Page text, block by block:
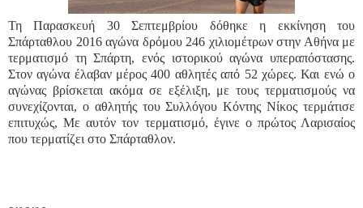
Τη Παρασκευή 30 Σεπτεμβρίου δόθηκε η εκκίνηση του
Σπάρταθλου 2016 αγώνα δρόμου 246 χιλιομέτρων στην Αθήνα με
τερματισμό τη Σπάρτη, ενός ιστορικού αγώνα υπεραπόστασης.
Στον αγώνα έλαβαν μέρος 400 αθλητές από 52 χώρες. Και ενώ ο
αγώνας βρίσκεται ακόμα σε εξέλιξη, με τους τερματισμούς να
συνεχίζονται, ο αθλητής του Συλλόγου Κόντης Νίκος τερμάτισε
επιτυχώς, Με αυτόν τον τερματισμό, έγινε ο πρώτος Λαρισαίος
που τερματίζει στο Σπάρταθλον.